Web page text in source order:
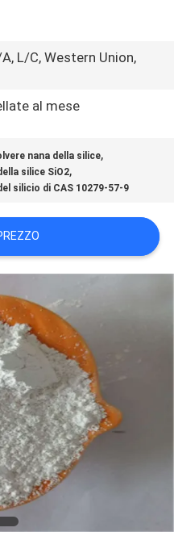
L/C, Western Union,
al mese
nana della silice,
silice SiO2,
silicio di CAS 10279-57-9